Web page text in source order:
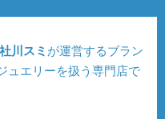
川スミ が運営するブラン
ュエリーを扱う専門店で